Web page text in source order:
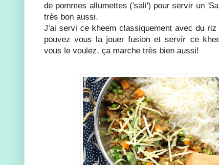
de pommes allumettes ('sali') pour servir un
très bon aussi.
J'ai servi ce kheem classiquement avec du
pouvez vous la jouer fusion et servir ce
vous le voulez, ça marche très bien aussi!